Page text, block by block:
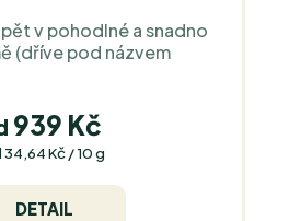
v pohodlné a snadno
(dříve pod názvem
939 Kč
34,64 Kč / 10 g
DETAIL